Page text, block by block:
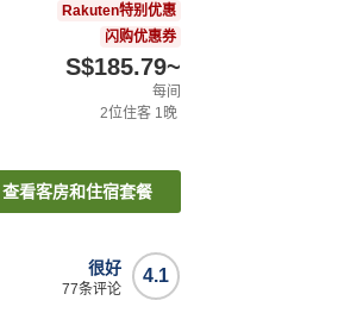
Rakuten特别优惠
闪购优惠券
S$185.79~
每间
2位住客 1晚
查看客房和住宿套餐
4.1
很好
77条评论